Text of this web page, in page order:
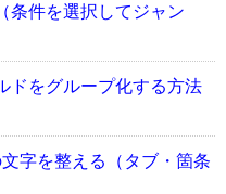
条件を選択してジャン
ドをグループ化する方法
字を整える（タブ・箇条